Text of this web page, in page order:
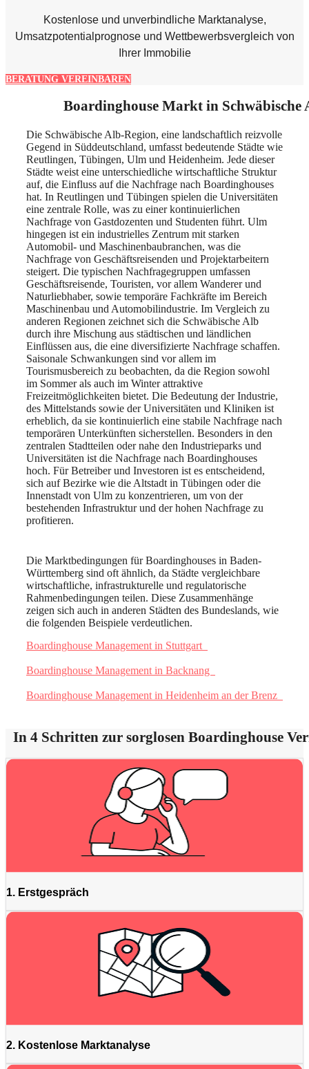
Kostenlose und unverbindliche Marktanalyse,
Umsatzpotentialprognose und Wettbewerbsvergleich von
Ihrer Immobilie
BERATUNG VEREINBAREN
Boardinghouse Markt in Schwäbische
Die Schwäbische Alb-Region, eine landschaftlich reizvolle
Gegend in Süddeutschland, umfasst bedeutende Städte wie
Reutlingen, Tübingen, Ulm und Heidenheim. Jede dieser
Städte weist eine unterschiedliche wirtschaftliche Struktur
auf, die Einfluss auf die Nachfrage nach Boardinghouses
hat. In Reutlingen und Tübingen spielen die Universitäten
eine zentrale Rolle, was zu einer kontinuierlichen
Nachfrage von Gastdozenten und Studenten führt. Ulm
hingegen ist ein industrielles Zentrum mit starken
Automobil- und Maschinenbaubranchen, was die
Nachfrage von Geschäftsreisenden und Projektarbeitern
steigert. Die typischen Nachfragegruppen umfassen
Geschäftsreisende, Touristen, vor allem Wanderer und
Naturliebhaber, sowie temporäre Fachkräfte im Bereich
Maschinenbau und Automobilindustrie. Im Vergleich zu
anderen Regionen zeichnet sich die Schwäbische Alb
durch ihre Mischung aus städtischen und ländlichen
Einflüssen aus, die eine diversifizierte Nachfrage schaffen.
Saisonale Schwankungen sind vor allem im
Tourismusbereich zu beobachten, da die Region sowohl
im Sommer als auch im Winter attraktive
Freizeitmöglichkeiten bietet. Die Bedeutung der Industrie,
des Mittelstands sowie der Universitäten und Kliniken ist
erheblich, da sie kontinuierlich eine stabile Nachfrage nach
temporären Unterkünften sicherstellen. Besonders in den
zentralen Stadtteilen oder nahe den Industrieparks und
Universitäten ist die Nachfrage nach Boardinghouses
hoch. Für Betreiber und Investoren ist es entscheidend,
sich auf Bezirke wie die Altstadt in Tübingen oder die
Innenstadt von Ulm zu konzentrieren, um von der
bestehenden Infrastruktur und der hohen Nachfrage zu
profitieren.
Die Marktbedingungen für Boardinghouses in Baden-
Württemberg sind oft ähnlich, da Städte vergleichbare
wirtschaftliche, infrastrukturelle und regulatorische
Rahmenbedingungen teilen. Diese Zusammenhänge
zeigen sich auch in anderen Städten des Bundeslands, wie
die folgenden Beispiele verdeutlichen.
Boardinghouse Management in Stuttgart
Boardinghouse Management in Backnang
Boardinghouse Management in Heidenheim an der Brenz
In 4 Schritten zur sorglosen Boardinghouse
1. Erstgespräch
2. Kostenlose Marktanalyse